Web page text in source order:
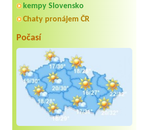
kempy Slovensko
Chaty pronájem ČR
Počasí